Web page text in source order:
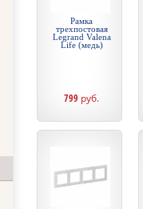
Рамка
трехпостовая
Legrand Valena
Life (медь)
799 руб.